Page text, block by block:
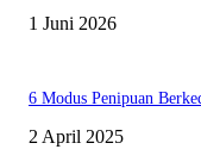
1 Juni 2026
6 Modus Penipuan
2 April 2025